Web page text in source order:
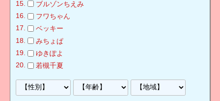
ブルゾンちえみ
フワちゃん
ベッキー
みちょぱ
ゆきぽよ
若槻千夏